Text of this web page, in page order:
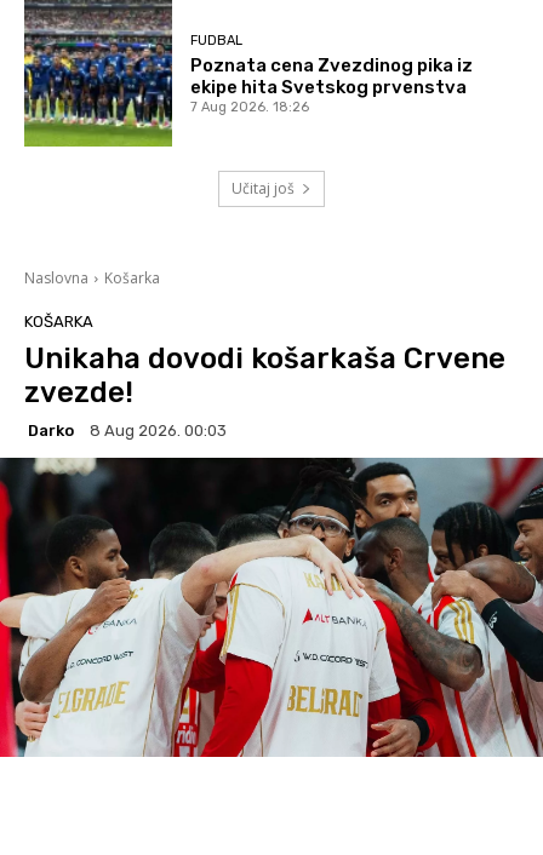
FUDBAL
Poznata cena Zvezdinog pika iz
ekipe hita Svetskog prvenstva
7 Aug 2026. 18:26
Učitaj još